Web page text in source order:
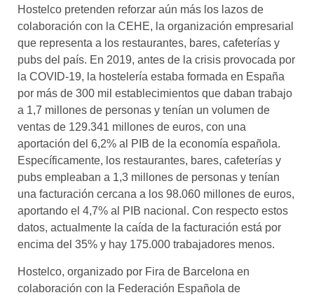
Hostelco pretenden reforzar aún más los lazos de
colaboración con la CEHE, la organización empresarial
que representa a los restaurantes, bares, cafeterías y
pubs del país. En 2019, antes de la crisis provocada por
la COVID-19, la hostelería estaba formada en España
por más de 300 mil establecimientos que daban trabajo
a 1,7 millones de personas y tenían un volumen de
ventas de 129.341 millones de euros, con una
aportación del 6,2% al PIB de la economía española.
Específicamente, los restaurantes, bares, cafeterías y
pubs empleaban a 1,3 millones de personas y tenían
una facturación cercana a los 98.060 millones de euros,
aportando el 4,7% al PIB nacional. Con respecto estos
datos, actualmente la caída de la facturación está por
encima del 35% y hay 175.000 trabajadores menos.
Hostelco, organizado por Fira de Barcelona en
colaboración con la Federación Española de